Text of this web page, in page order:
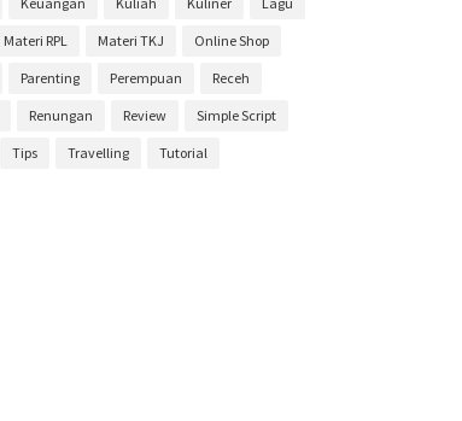
Materi RPL Materi TKJ Online Shop
Parenting Perempuan Receh
Renungan Review Simple Script
Tips Travelling Tutorial